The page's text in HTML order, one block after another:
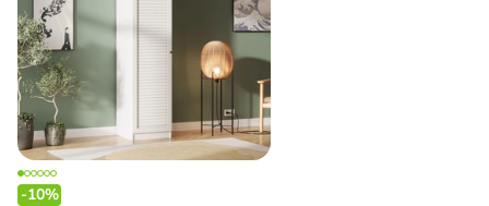
-10%